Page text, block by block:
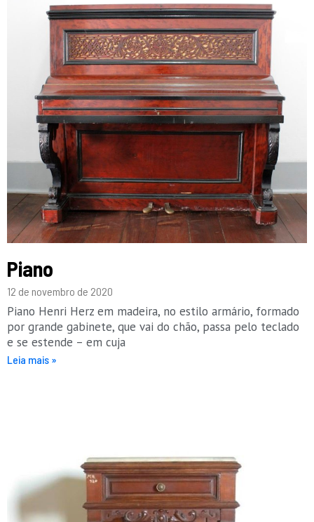
Piano
12 de novembro de 2020
Piano Henri Herz em madeira, no estilo armário, formado
por grande gabinete, que vai do chão, passa pelo teclado
e se estende – em cuja
Leia mais »